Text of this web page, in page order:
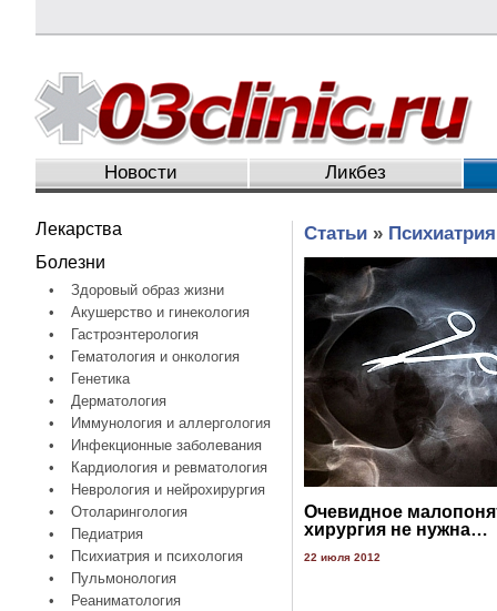
Новости Ликбез
Лекарства
Болезни
•
Здоровый образ жизни
•
Акушерство и гинекология
•
Гастроэнтерология
•
Гематология и онкология
•
Генетика
•
Дерматология
•
Иммунология и аллергология
•
Инфекционные заболевания
•
Кардиология и ревматология
•
Неврология и нейрохирургия
•
Отоларингология
•
Педиатрия
•
Психиатрия и психология
•
Пульмонология
•
Реаниматология
Статьи»
Очевидное
хирургия не нужна…
22 июля 2012